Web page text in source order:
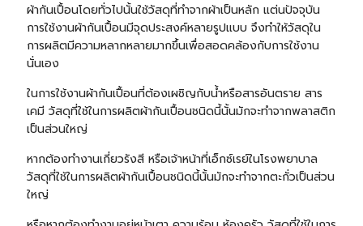
ผ้ากันเปื้อนโดยทั่วไปนั้นใช้วัสดุที่ทำจากผ้าเป็นหลัก แต่นปัจจุบัน
การใช้งานผ้ากันเปื้อนมีจุดประสงค์หลายรูปแบบ จึงทำให้วัสดุใน
การผลิตมีความหลากหลายมากขึ้นเพื่อสอดคล้องกับการใช้งาน
นั่นเอง
ในการใช้งานผ้ากันเปื้อนที่ต้องเผชิญกับน้ำหรือสารอันตราย สาร
เคมี วัสดุที่ใช้ในการผลิตผ้ากันเปื้อนชนิดนี้นั้นมักจะทำจากพลาสติก
เป็นส่วนใหญ่
หากต้องทำงานเกี่ยวรังสี หรือเจ้าหน้าที่เอ็กซ์เรย์ในโรงพยาบาล
วัสดุที่ใช้ในการผลิตผ้ากันเปื้อนชนิดนี้นั้นมักจะทำจากตะกั่วเป็นส่วน
ใหญ่